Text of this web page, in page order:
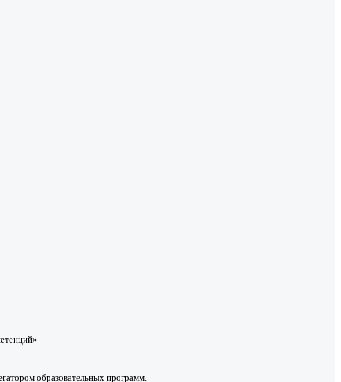
образовательных программ.